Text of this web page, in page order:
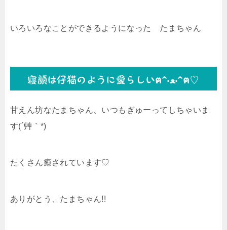
いろいろなことができるようになった たまちゃん
寝顔は仔猫のように愛らしいฅ^•ﻌ•^ฅ♡
甘えん坊なたまちゃん、いつもぎゅーってしちゃいま
す(´艸｀*)
たくさん癒されています♡
ありがとう、たまちゃん!!